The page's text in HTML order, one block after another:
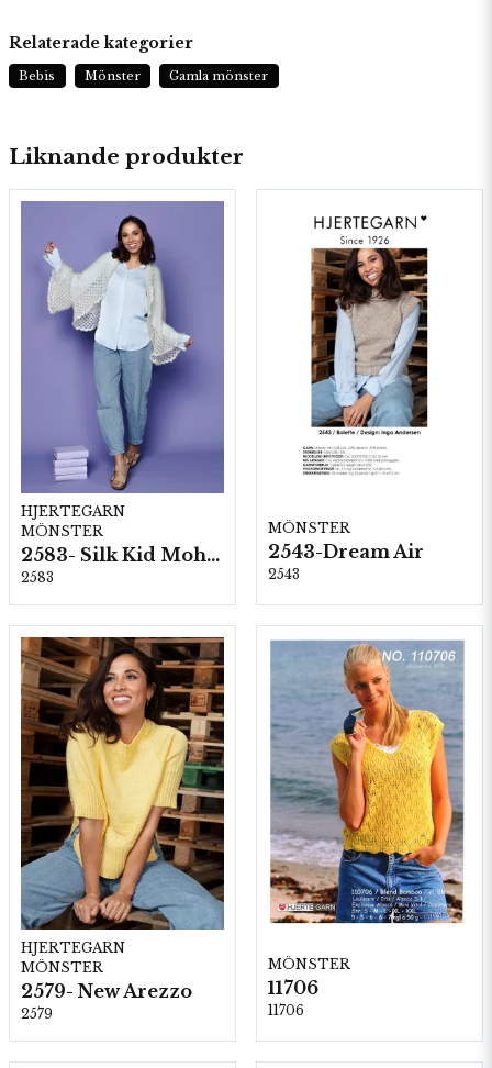
Liknande produkter
HJERTEGARN
MÖNSTER
2583- Silk Kid Mohair
2583
MÖNSTER
2543-Dream Air
2543
HJERTEGARN
MÖNSTER
2579- New Arezzo
2579
MÖNSTER
11706
11706
Relaterade kategorier
Bebis Mönster Gamla mönster